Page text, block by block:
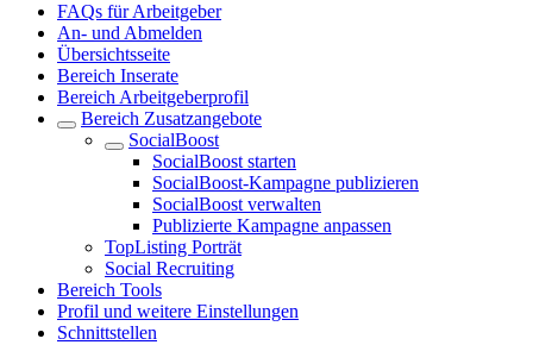
FAQs für Arbeitgeber
An- und Abmelden
Übersichtsseite
Bereich Inserate
Bereich Arbeitgeberprofil
Bereich Zusatzangebote
SocialBoost
SocialBoost starten
SocialBoost-Kampagne publizieren
SocialBoost verwalten
Publizierte Kampagne anpassen
TopListing Porträt
Social Recruiting
Bereich Tools
Profil und weitere Einstellungen
Schnittstellen